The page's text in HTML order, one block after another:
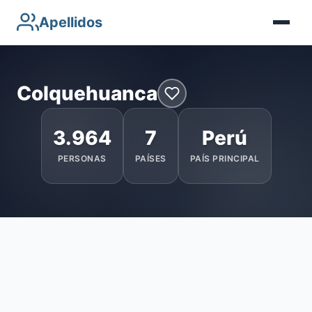
Apellidos
Colquehuanca
3.964
PERSONAS
7
PAÍSES
Perú
PAÍS PRINCIPAL